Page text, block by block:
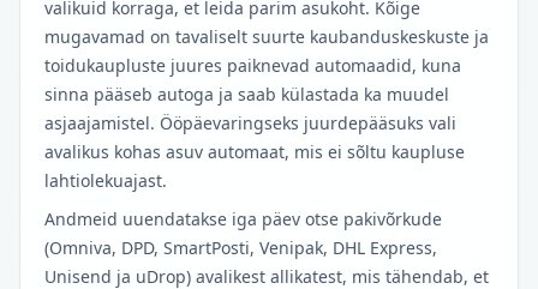
valikuid korraga, et leida parim asukoht. Kõige
mugavamad on tavaliselt suurte kaubanduskeskuste ja
toidukaupluste juures paiknevad automaadid, kuna
sinna pääseb autoga ja saab külastada ka muudel
asjaajamistel. Ööpäevaringseks juurdepääsuks vali
avalikus kohas asuv automaat, mis ei sõltu kaupluse
lahtiolekuajast.
Andmeid uuendatakse iga päev otse pakivõrkude
(Omniva, DPD, SmartPosti, Venipak, DHL Express,
Unisend ja uDrop) avalikest allikatest, mis tähendab, et